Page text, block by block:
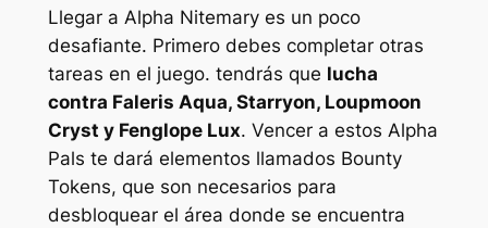
Llegar a Alpha Nitemary es un poco
desafiante. Primero debes completar otras
tareas en el juego. tendrás que lucha
contra Faleris Aqua, Starryon, Loupmoon
Cryst y Fenglope Lux. Vencer a estos Alpha
Pals te dará elementos llamados Bounty
Tokens, que son necesarios para
desbloquear el área donde se encuentra